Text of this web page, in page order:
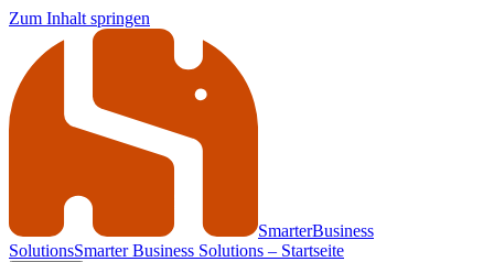
Zum Inhalt springen
SmarterBusiness
SolutionsSmarter Business Solutions – Startseite